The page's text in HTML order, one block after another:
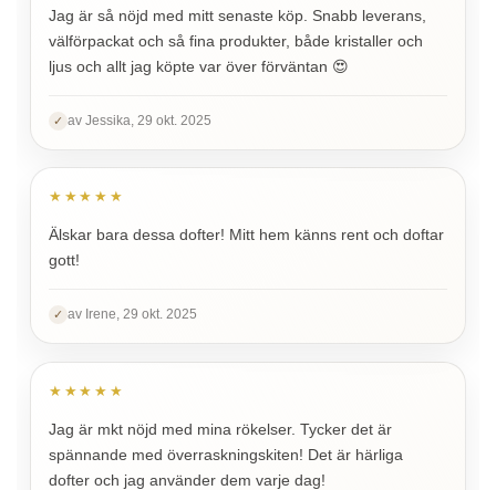
Jag är så nöjd med mitt senaste köp. Snabb leverans,
välförpackat och så fina produkter, både kristaller och
ljus och allt jag köpte var över förväntan 😍
✓ av Jessika, 29 okt. 2025
★★★★★
Älskar bara dessa dofter! Mitt hem känns rent och doftar
gott!
✓ av Irene, 29 okt. 2025
★★★★★
Jag är mkt nöjd med mina rökelser. Tycker det är
spännande med överraskningskiten! Det är härliga
dofter och jag använder dem varje dag!